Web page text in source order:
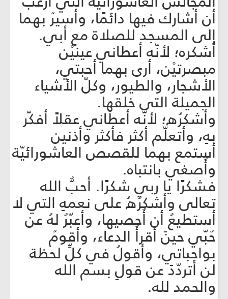
أن أشارك فيها دائمًا، وأسيرُ بهما
إلى المسجد للصلاة مع أبي.
أشكره؛ لأنّه أعطاني عينيْن
مبصرتيْن، أرى بهما أحبتي،
الأشجار، والطيور، وكلّ الأشياء
الجميلة التي خلقها.
وأشكرُه؛ لأنّه أعطاني عقلاً أفكّر
بهِ، وأتعلّم أكثر فأكثر وأذنين
أستمع بهما للقصص العاشورائيّة
وأُصغي بانتباه.
فشكرًا يا ربي شكرًا. أحبُّ الله
تعالى وأشكرُهُ على نعمهِ التي لا
أستطيعُ أن أُحصيها، وأعبّرُ لهُ عن
حُبّي حينَ أقرأُ الدعاء، وأقومُ
بواجباتي، وأقولُ في كلِّ لحظة
لن أتردّدَ عن قولِ بسم الله
والحمد لله.